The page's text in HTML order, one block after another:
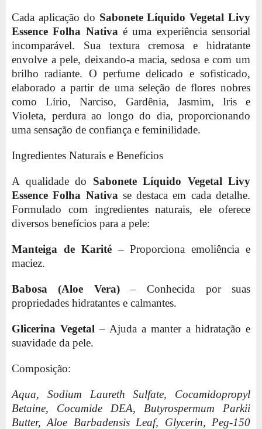
Cada aplicação do Sabonete Líquido Vegetal Livy
Essence Folha Nativa é uma experiência sensorial
incomparável. Sua textura cremosa e hidratante
envolve a pele, deixando-a macia, sedosa e com um
brilho radiante. O perfume delicado e sofisticado,
elaborado a partir de uma seleção de flores nobres
como Lírio, Narciso, Gardênia, Jasmim, Iris e
Violeta, perdura ao longo do dia, proporcionando
uma sensação de confiança e feminilidade.
Ingredientes Naturais e Benefícios
A qualidade do Sabonete Líquido Vegetal Livy
Essence Folha Nativa se destaca em cada detalhe.
Formulado com ingredientes naturais, ele oferece
diversos benefícios para a pele:
Manteiga de Karité– Proporciona emoliência e
maciez.
Babosa (Aloe Vera)– Conhecida por suas
propriedades hidratantes e calmantes.
Glicerina Vegetal – Ajuda a manter a hidratação e
suavidade da pele.
Composição:
Aqua, Sodium Laureth Sulfate, Cocamidopropyl
Betaine, Cocamide DEA, Butyrospermum Parkii
Butter, Aloe Barbadensis Leaf, Glycerin, Peg-150